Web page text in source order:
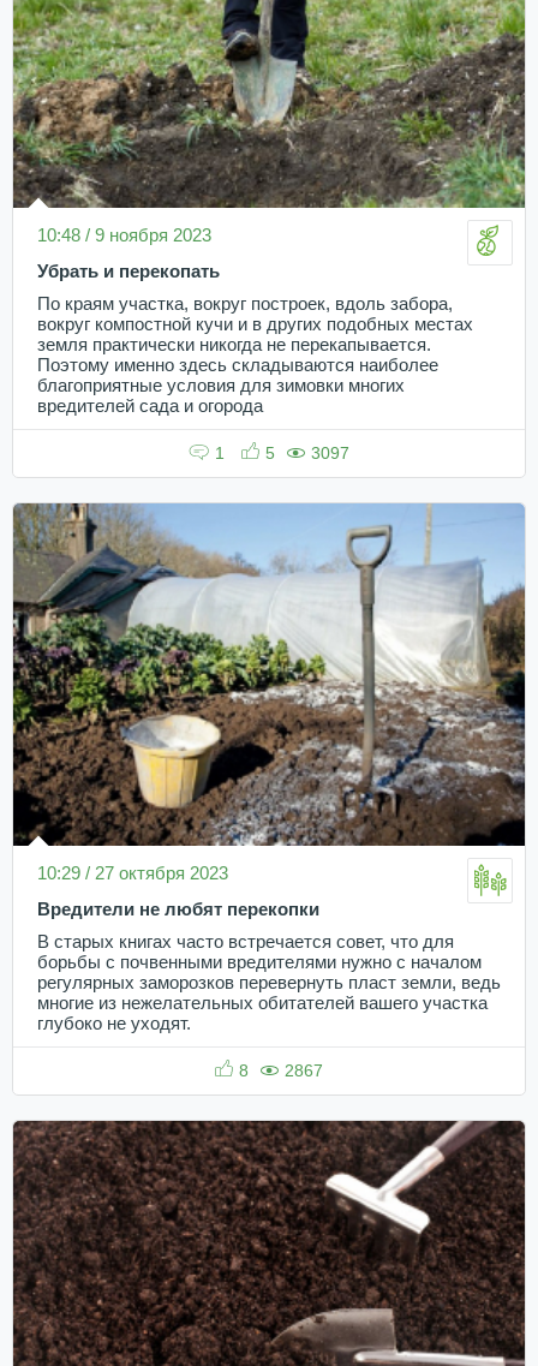
10:48 / 9 ноября 2023
Убрать и перекопать
По краям участка, вокруг построек, вдоль забора,
вокруг компостной кучи и в других подобных местах
земля практически никогда не перекапывается.
Поэтому именно здесь складываются наиболее
благоприятные условия для зимовки многих
вредителей сада и огорода
1 5 3097
10:29 / 27 октября 2023
Вредители не любят перекопки
В старых книгах часто встречается совет, что для
борьбы с почвенными вредителями нужно с началом
регулярных заморозков перевернуть пласт земли, ведь
многие из нежелательных обитателей вашего участка
глубоко не уходят.
8 2867